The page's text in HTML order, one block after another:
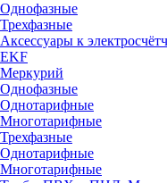
Однофазные
Трехфазные
Аксессуары к
EKF
Меркурий
Однофазные
Однотарифные
Многотарифные
Трехфазные
Однотарифные
Многотарифные